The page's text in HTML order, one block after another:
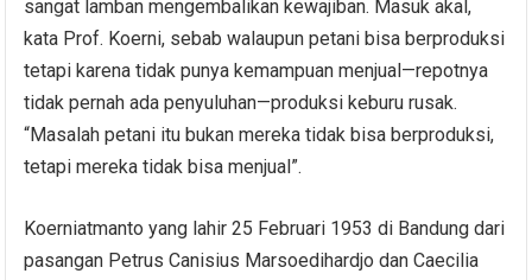
sangat lamban mengembalikan kewajiban. Masuk akal,
kata Prof. Koerni, sebab walaupun petani bisa berproduksi
tetapi karena tidak punya kemampuan menjual—repotnya
tidak pernah ada penyuluhan—produksi keburu rusak.
“Masalah petani itu bukan mereka tidak bisa berproduksi,
tetapi mereka tidak bisa menjual”.
Koerniatmanto yang lahir 25 Februari 1953 di Bandung dari
pasangan Petrus Canisius Marsoedihardjo dan Caecilia